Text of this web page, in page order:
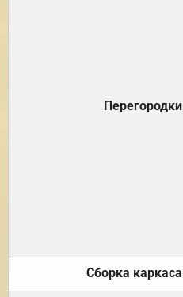
Перегородки
Сборка каркаса